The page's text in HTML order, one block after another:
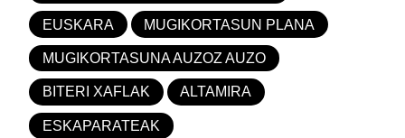
EUSKARA MUGIKORTASUN PLANA
MUGIKORTASUNA AUZOZ AUZO
BITERI XAFLAK ALTAMIRA
ESKAPARATEAK